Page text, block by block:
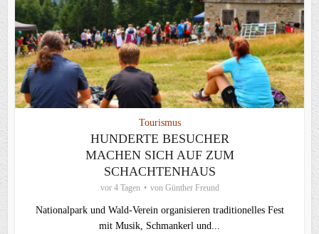
Tourismus
HUNDERTE BESUCHER
MACHEN SICH AUF ZUM
SCHACHTENHAUS
vor 4 Tagen von Günther Freund
Nationalpark und Wald-Verein organisieren traditionelles Fest
mit Musik, Schmankerl und...